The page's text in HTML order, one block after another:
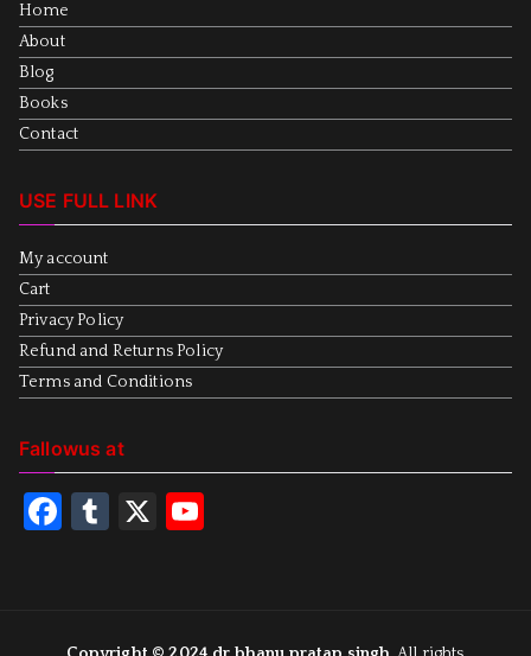
Home
About
Blog
Books
Contact
USE FULL LINK
My account
Cart
Privacy Policy
Refund and Returns Policy
Terms and Conditions
Fallowus at
F
T
X